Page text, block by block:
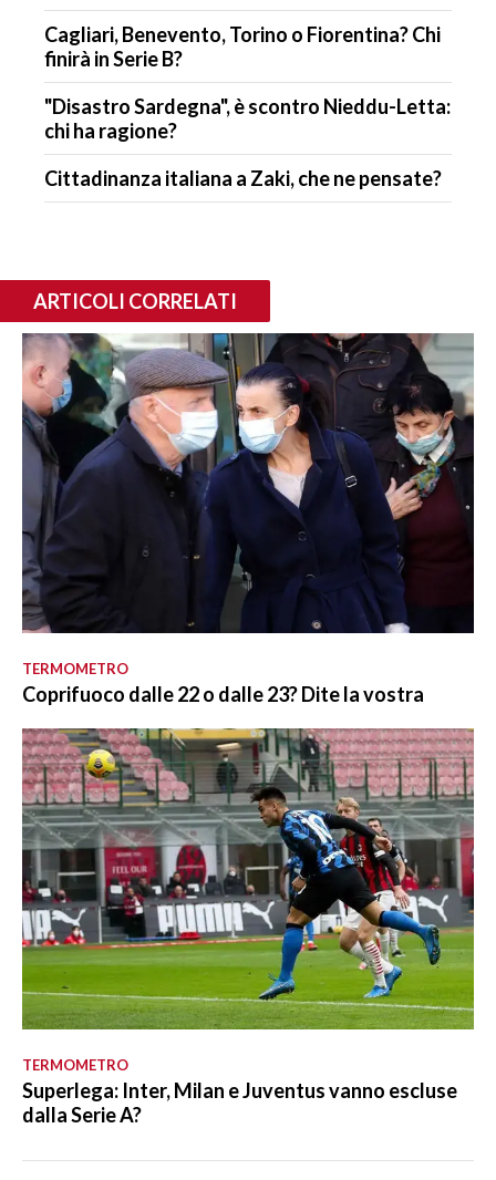
Cagliari, Benevento, Torino o Fiorentina? Chi
finirà in Serie B?
"Disastro Sardegna", è scontro Nieddu-Letta:
chi ha ragione?
Cittadinanza italiana a Zaki, che ne pensate?
ARTICOLI CORRELATI
TERMOMETRO
Coprifuoco dalle 22 o dalle 23? Dite la vostra
TERMOMETRO
Superlega: Inter, Milan e Juventus vanno escluse
dalla Serie A?